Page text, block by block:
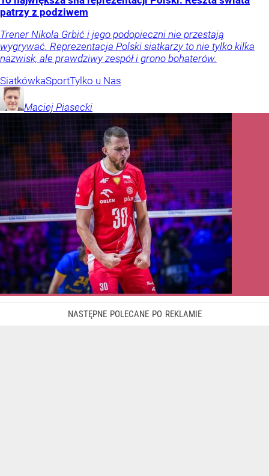
patrzy z podziwem
Trener Nikola Grbić i jego podopieczni nie przestają
wygrywać. Reprezentacja Polski siatkarzy to nie tylko kilka
nazwisk, ale prawdziwy zespół i grono bohaterów.
SiatkówkaSportTylko u Nas
Maciej Piasecki